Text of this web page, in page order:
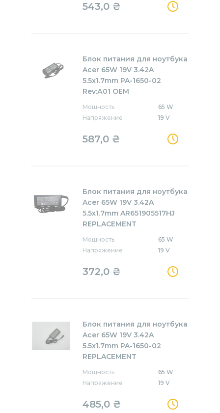
543,0 ₴
Блок питания для ноутбука
Acer 65W 19V 3.42A
5.5x1.7mm PA-1650-02
Rev:А01 OEM
Мощность
65 W
Напряжение
19 V
587,0 ₴
Блок питания для ноутбука
Acer 65W 19V 3.42A
5.5x1.7mm AR651905517HJ
REPLACEMENT
Мощность
65 W
Напряжение
19 V
372,0 ₴
Блок питания для ноутбука
Acer 65W 19V 3.42A
5.5x1.7mm PA-1650-02
REPLACEMENT
Мощность
65 W
Напряжение
19 V
485,0 ₴